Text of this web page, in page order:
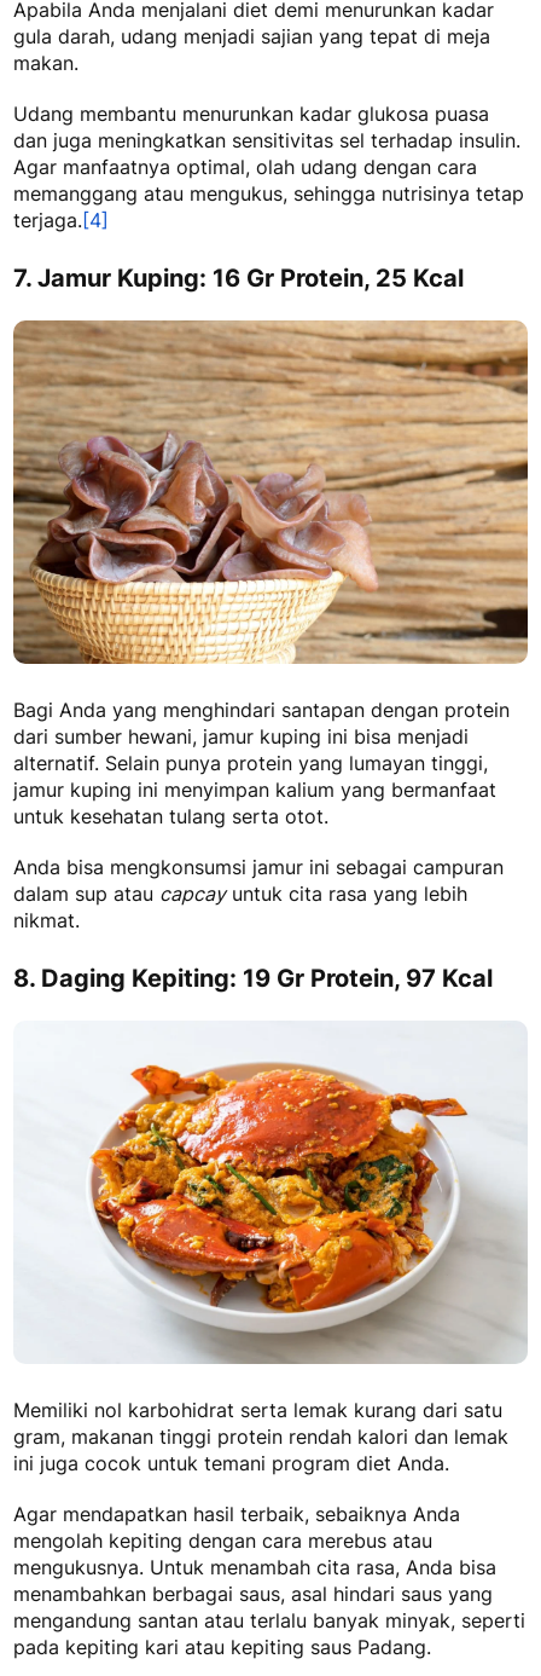
Apabila Anda menjalani diet demi menurunkan kadar
gula darah, udang menjadi sajian yang tepat di meja
makan.
Udang membantu menurunkan kadar glukosa puasa
dan juga meningkatkan sensitivitas sel terhadap insulin.
Agar manfaatnya optimal, olah udang dengan cara
memanggang atau mengukus, sehingga nutrisinya tetap
terjaga.[4]
7. Jamur Kuping: 16 Gr Protein, 25 Kcal
Bagi Anda yang menghindari santapan dengan protein
dari sumber hewani, jamur kuping ini bisa menjadi
alternatif. Selain punya protein yang lumayan tinggi,
jamur kuping ini menyimpan kalium yang bermanfaat
untuk kesehatan tulang serta otot.
Anda bisa mengkonsumsi jamur ini sebagai campuran
dalam sup atau capcayuntuk cita rasa yang lebih
nikmat.
8. Daging Kepiting: 19 Gr Protein, 97 Kcal
Memiliki nol karbohidrat serta lemak kurang dari satu
gram, makanan tinggi protein rendah kalori dan lemak
ini juga cocok untuk temani program diet Anda.
Agar mendapatkan hasil terbaik, sebaiknya Anda
mengolah kepiting dengan cara merebus atau
mengukusnya. Untuk menambah cita rasa, Anda bisa
menambahkan berbagai saus, asal hindari saus yang
mengandung santan atau terlalu banyak minyak, seperti
pada kepiting kari atau kepiting saus Padang.